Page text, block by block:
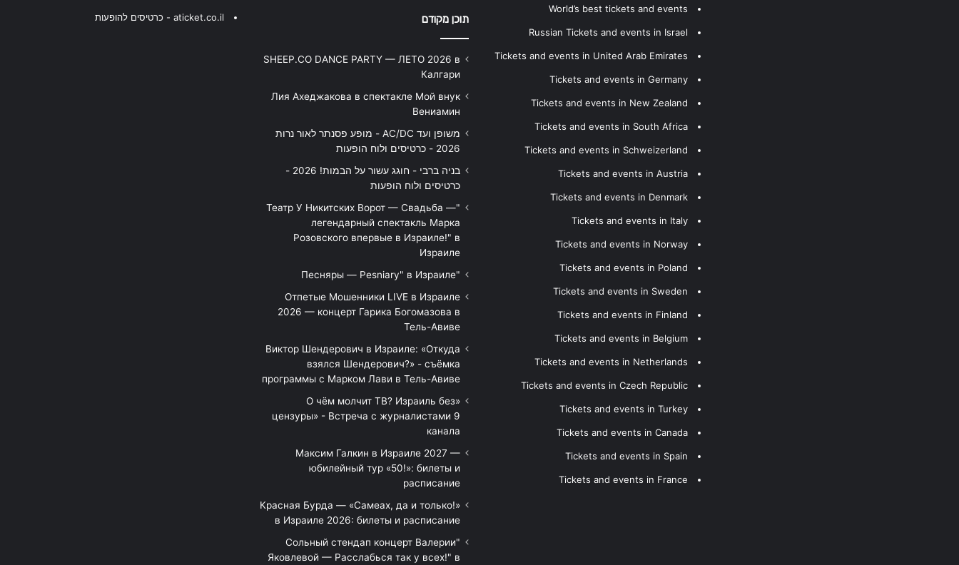
World’s best tickets and events
Russian Tickets and events in Israel
Tickets and events in United Arab Emirates
Tickets and events in Germany
Tickets and events in New Zealand
Tickets and events in South Africa
Tickets and events in Schweizerland
Tickets and events in Austria
Tickets and events in Denmark
Tickets and events in Italy
Tickets and events in Norway
Tickets and events in Poland
Tickets and events in Sweden
Tickets and events in Finland
Tickets and events in Belgium
Tickets and events in Netherlands
Tickets and events in Czech Republic
Tickets and events in Turkey
Tickets and events in Canada
Tickets and events in Spain
Tickets and events in France
תוכן מקודם
SHEEP.CO DANCE PARTY — ЛЕТО 2026 в
Калгари
Лия Ахеджакова в спектакле Мой внук
Вениамин
משופן ועד AC/DC - מופע פסנתר לאור נרות
2026 - כרטיסים ולוח הופעות
בניה ברבי - חוגג עשור על הבמות! 2026 -
כרטיסים ולוח הופעות
"Театр У Никитских Ворот — Свадьба —
легендарный спектакль Марка
Розовского впервые в Израиле!" в
Израиле
"Песняры — Pesniary" в Израиле
Отпетые Мошенники LIVE в Израиле
2026 — концерт Гарика Богомазова в
Тель-Авиве
Виктор Шендерович в Израиле: «Откуда
взялся Шендерович?» - съёмка
программы с Марком Лави в Тель-Авиве
«О чём молчит ТВ? Израиль без
цензуры» - Встреча с журналистами 9
канала
Максим Галкин в Израиле 2027 —
юбилейный тур «50!»: билеты и
расписание
Красная Бурда — «Самеах, да и только!»
в Израиле 2026: билеты и расписание
"Сольный стендап концерт Валерии
Яковлевой — Расслабься так у всех!" в
aticket.co.il - כרטיסים להופעות